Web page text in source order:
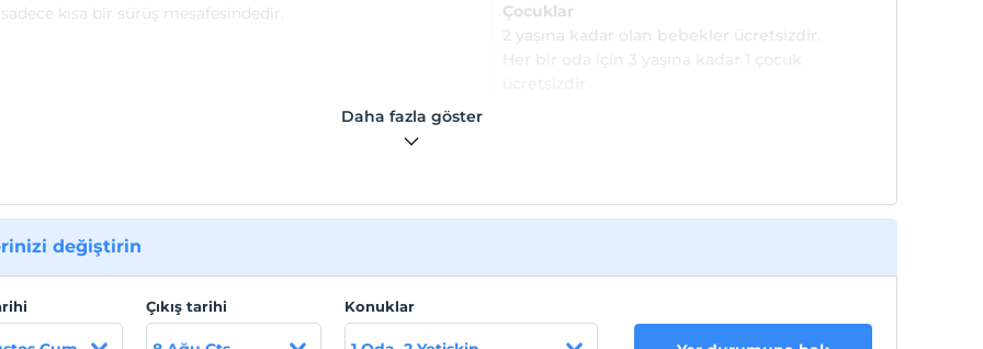
kısa bir sürüş mesafesindedir.
Çocuklar
2 yaşına kadar olan bebekler ücretsizdir.
Daha fazla göster
değiştirin
Çıkış tarihi Konuklar